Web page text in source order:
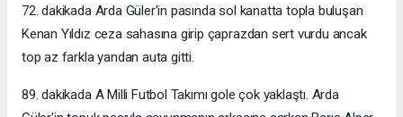
72. dakikada Arda Güler'in pasında sol kanatta topla buluşan
Kenan Yıldız ceza sahasına girip çaprazdan sert vurdu ancak
top az farkla yandan auta gitti.
89. dakikada A Milli Futbol Takımı gole çok yaklaştı. Arda